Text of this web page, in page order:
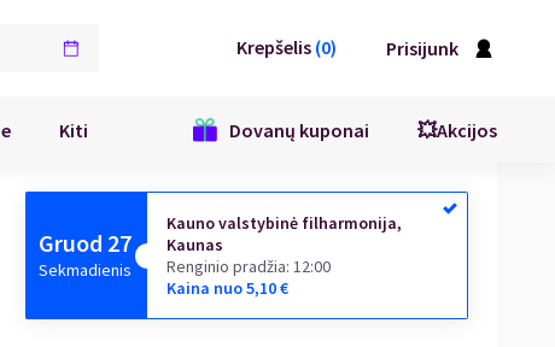
Krepšelis (0) Prisijunk
Kiti Dovanų kuponai 💥Akcijos
Gruod 27
Sekmadienis
Kauno valstybinė filharmonija,
Kaunas
Renginio pradžia:12:00
Kaina nuo5,10€